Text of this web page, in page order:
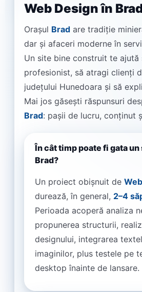
Web Design în
Orașul Brad are tradiție
dar și afaceri moderne în
Un site bine construit te ajută
profesionist, să atragi clienți
județului Hunedoara și să
Mai jos găsești răspunsuri
Brad: pașii de lucru, conținut
În cât timp poate fi gata
Brad?
Un proiect obișnuit de
durează, în general, 2–4
Perioada acoperă analiza
propunerea structurii,
designului, integrarea
imaginilor, plus testele pe
desktop înainte de lansare.